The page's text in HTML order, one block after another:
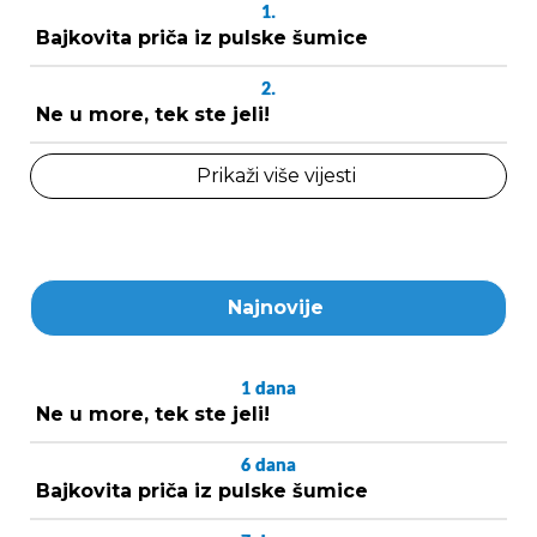
1.
Bajkovita priča iz pulske šumice
2.
Ne u more, tek ste jeli!
Prikaži više vijesti
Najnovije
1 dana
Ne u more, tek ste jeli!
6 dana
Bajkovita priča iz pulske šumice